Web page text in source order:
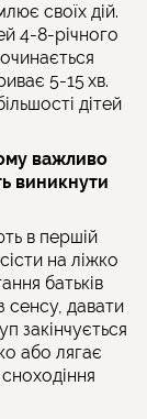
своїх дій.
4-8-річного
5-15 хв.
дітей
важливо
виникнути
в першій
на ліжко
батьків
сенсу, давати
закінчується
або лягає